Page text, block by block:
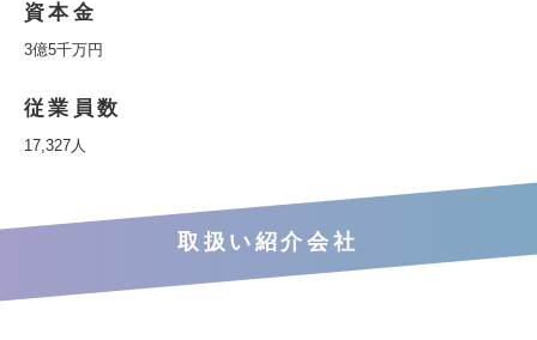
資本金
3億5千万円
従業員数
17,327人
取扱い紹介会社